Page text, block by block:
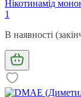
Нікотинамід
1
В наявності